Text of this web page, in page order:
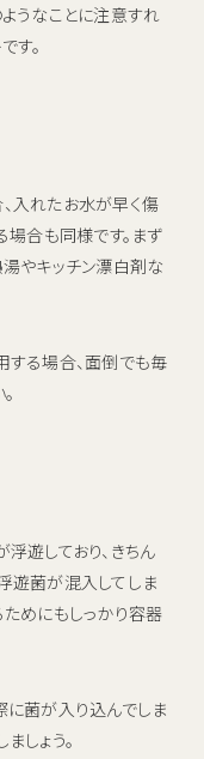
うなことに注意すれ
す。
入れたお水が早く傷
場合も同様です。まず
やキッチン漂白剤な
する場合、面倒でも毎
遊しており、きちん
遊菌が混入してしま
めにもしっかり容器
に菌が入り込んでしま
しょう。